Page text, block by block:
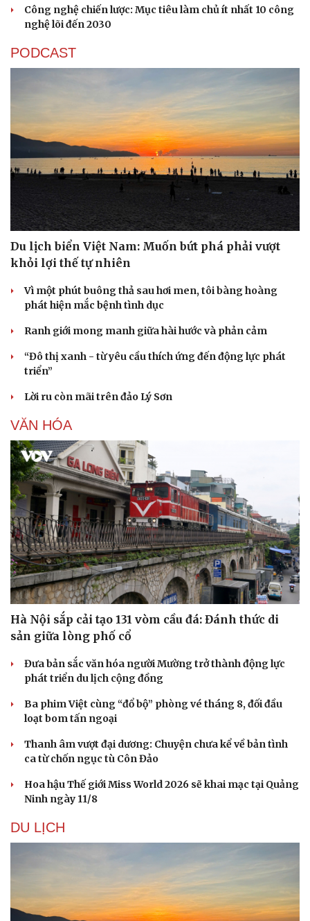
Bóng đá
Lịch thi đấu bóng đá
eSports
Hậu trường
Ô tô
Doanh nghiệp
Thông tin doanh nghiệp
Doanh nghiệp 24h
Vì cộng đồng
Sành điệu
Chuyển đổi số
Công nghệ chiến lược: Mục tiêu làm chủ ít nhất 10 công
nghệ lõi đến 2030
PODCAST
Du lịch biển Việt Nam: Muốn bứt phá phải vượt
khỏi lợi thế tự nhiên
Vì một phút buông thả sau hơi men, tôi bàng hoàng
phát hiện mắc bệnh tình dục
Ranh giới mong manh giữa hài hước và phản cảm
“Đô thị xanh - từ yêu cầu thích ứng đến động lực phát
triển”
Lời ru còn mãi trên đảo Lý Sơn
VĂN HÓA
Hà Nội sắp cải tạo 131 vòm cầu đá: Đánh thức di
sản giữa lòng phố cổ
Đưa bản sắc văn hóa người Mường trở thành động lực
phát triển du lịch cộng đồng
Ba phim Việt cùng “đổ bộ” phòng vé tháng 8, đối đầu
loạt bom tấn ngoại
Thanh âm vượt đại dương: Chuyện chưa kể về bản tình
ca từ chốn ngục tù Côn Đảo
Hoa hậu Thế giới Miss World 2026 sẽ khai mạc tại Quảng
Ninh ngày 11/8
DU LỊCH